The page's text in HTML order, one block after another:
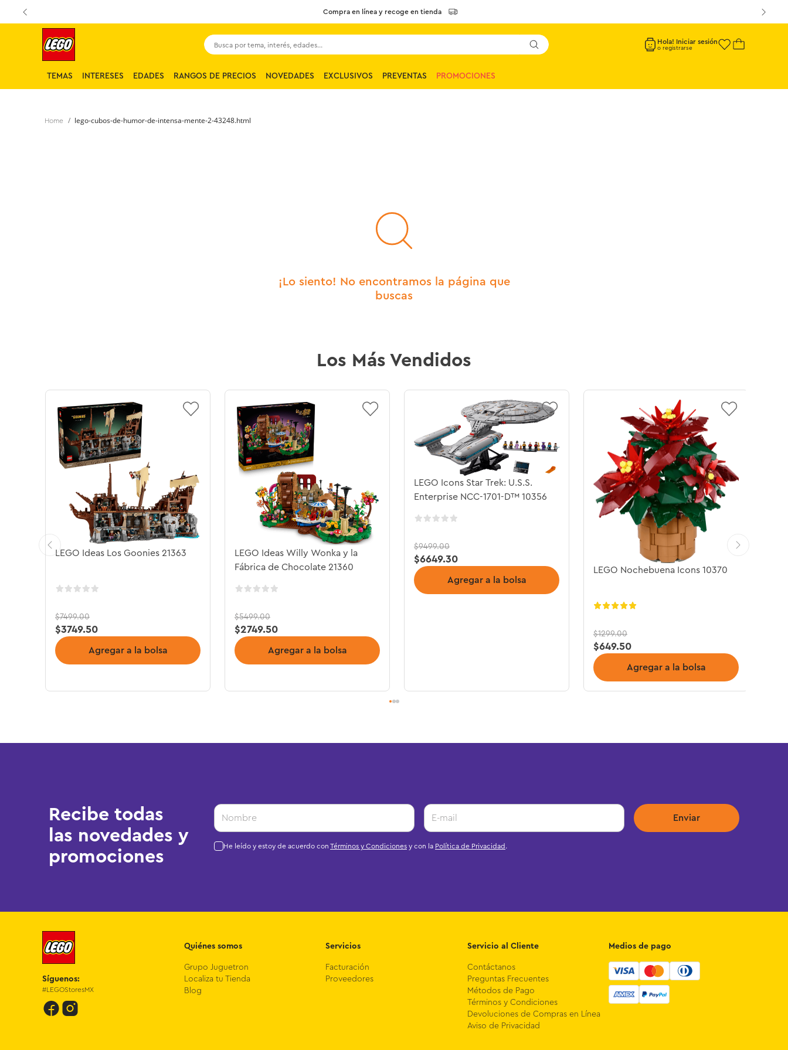
Compra en línea y recoge en tienda
Busca por tema, interés, edades... Hola! Iniciar sesión
TEMAS INTERESES EDADES RANGOS DE PRECIOS NOVEDADES EXCLUSIVOS PREVENTAS PROMOCIONES
lego-cubos-de-humor-de-intensa-mente-2-43248.html
¡Lo siento! No encontramos la página que
buscas
Los Más Vendidos
LEGO Ideas Los Goonies 21363
$7499.00
$3749.50
Agregar a la bolsa
LEGO Ideas Willy Wonka y la
Fábrica de Chocolate 21360
$5499.00
$2749.50
Agregar a la bolsa
LEGO Icons Star Trek: U.S.S.
Enterprise NCC-1701-D™ 10356
$9499.00
$6649.30
Agregar a la bolsa
LEGO Nochebuena Icons 10370
$1299.00
$649.50
Agregar a la bolsa
Recibe todas
las novedades y
promociones
Enviar
He leído y estoy de acuerdo con Términos y Condiciones y con la Política de Privacidad .
Síguenos:
#LEGOStoresMX
Quiénes somos
Grupo Juguetron
Localiza tu Tienda
Blog
Servicios
Facturación
Proveedores
Servicio al Cliente
Contáctanos
Preguntas Frecuentes
Métodos de Pago
Términos y Condiciones
Devoluciones de Compras en Línea
Aviso de Privacidad
Medios de pago